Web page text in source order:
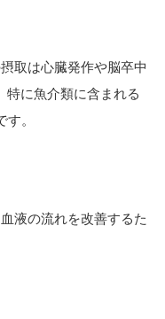
取は心臓発作や脳卒中
特に魚介類に含まれる
。
液の流れを改善するた